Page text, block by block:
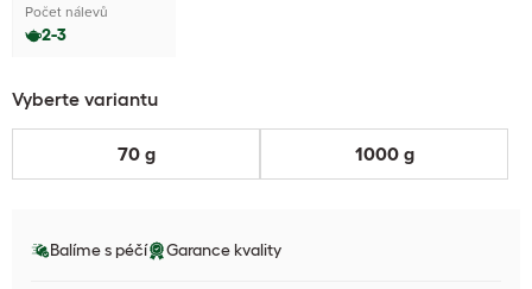
Počet nálevů
2-3
Vyberte variantu
70 g 1000 g
Balíme s péčí Garance kvality